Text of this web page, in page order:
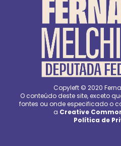
Copyleft © 2020
O conteúdo deste site, exceto
fontes ou onde especificado o
a Creative
Política de